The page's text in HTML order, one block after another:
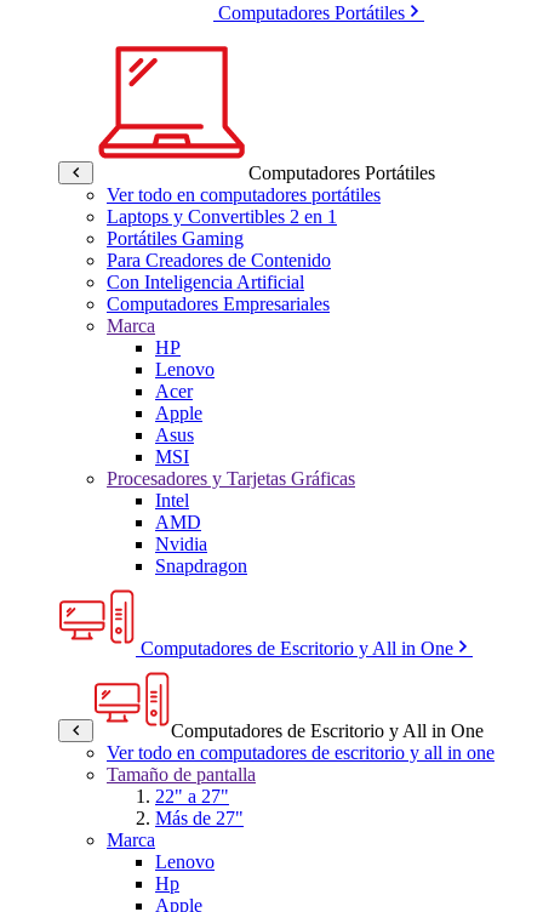
Computadores Portátiles
Computadores Portátiles
Ver todo en computadores portátiles
Laptops y Convertibles 2 en 1
Portátiles Gaming
Para Creadores de Contenido
Con Inteligencia Artificial
Computadores Empresariales
Marca
HP
Lenovo
Acer
Apple
Asus
MSI
Procesadores y Tarjetas Gráficas
Intel
AMD
Nvidia
Snapdragon
Computadores de Escritorio y All in One
Computadores de Escritorio y All in One
Ver todo en computadores de escritorio y all in one
Tamaño de pantalla
22" a 27"
Más de 27"
Marca
Lenovo
Hp
Apple